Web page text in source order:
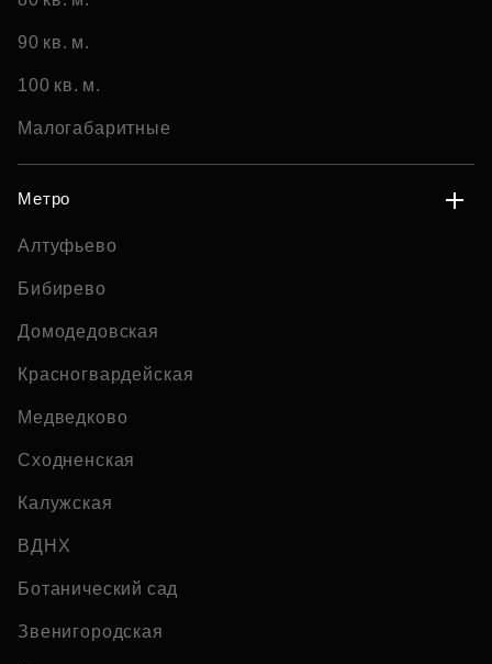
90 кв. м.
100 кв. м.
Малогабаритные
Метро
Алтуфьево
Бибирево
Домодедовская
Красногвардейская
Медведково
Сходненская
Калужская
ВДНХ
Ботанический сад
Звенигородская